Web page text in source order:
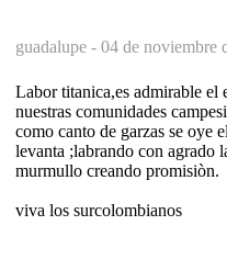
guadalupe - 04 de noviembre
Labor titanica,es admirable el
nuestras comunidades
como canto de garzas se oye
levanta ;labrando con agrado
murmullo creando promisiòn.
viva los surcolombianos